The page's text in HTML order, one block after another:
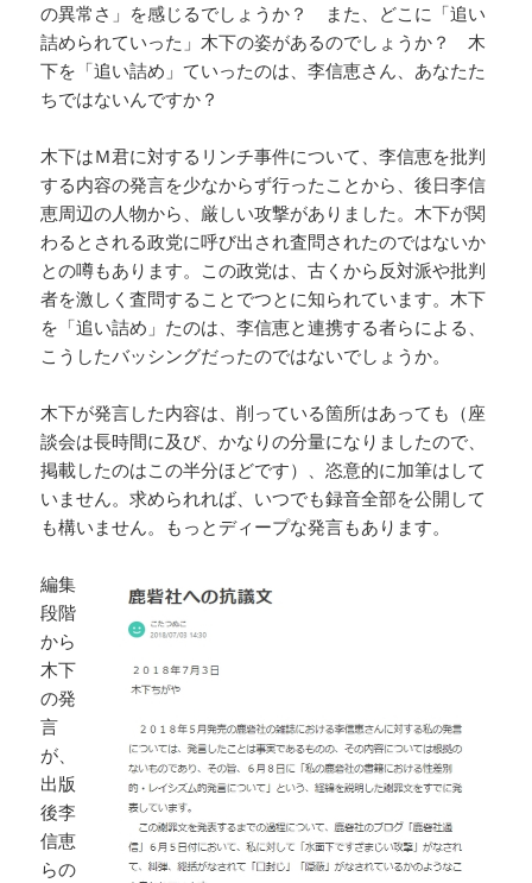
の異常さ」を感じるでしょうか？ また、どこに「追い
詰められていった」木下の姿があるのでしょうか？ 木
下を「追い詰め」ていったのは、李信恵さん、あなたた
ちではないんですか？
木下はＭ君に対するリンチ事件について、李信恵を批判
する内容の発言を少なからず行ったことから、後日李信
恵周辺の人物から、厳しい攻撃がありました。木下が関
わるとされる政党に呼び出され査問されたのではないか
との噂もあります。この政党は、古くから反対派や批判
者を激しく査問することでつとに知られています。木下
を「追い詰め」たのは、李信恵と連携する者らによる、
こうしたバッシングだったのではないでしょうか。
木下が発言した内容は、削っている箇所はあっても（座
談会は長時間に及び、かなりの分量になりましたので、
掲載したのはこの半分ほどです）、恣意的に加筆はして
いません。求められれば、いつでも録音全部を公開して
も構いません。もっとディープな発言もあります。
編集
段階
から
木下
の発
言
が、
出版
後李
信恵
らの